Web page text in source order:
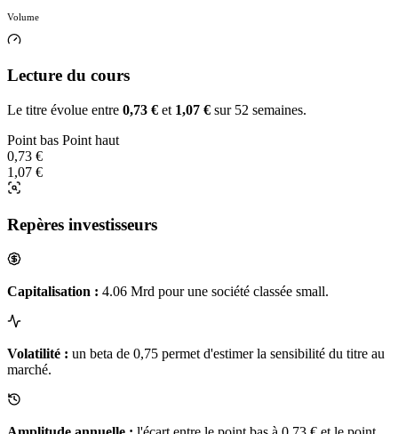
Volume
Lecture du cours
Le titre évolue entre 0,73 € et 1,07 € sur 52 semaines.
Point bas Point haut
0,73 €
1,07 €
Repères investisseurs
Capitalisation : 4.06 Mrd pour une société classée small.
Volatilité : un beta de 0,75 permet d'estimer la sensibilité du titre au
marché.